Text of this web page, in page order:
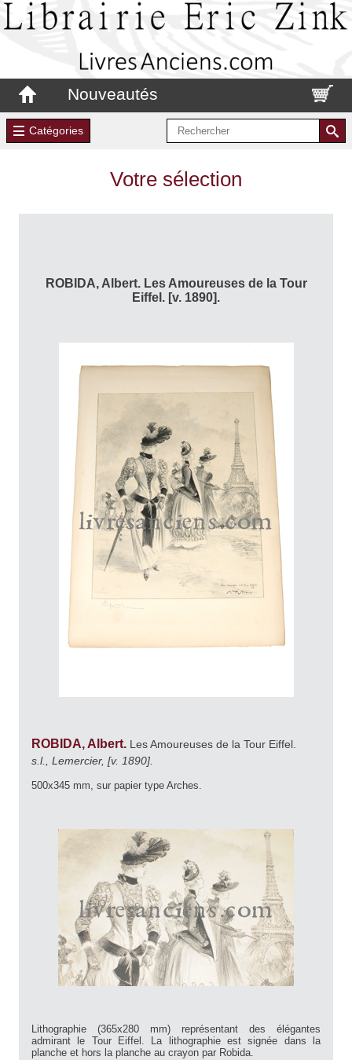
Nouveautés
Catégories
Votre sélection
ROBIDA, Albert. Les Amoureuses de la Tour
Eiffel. [v. 1890].
ROBIDA, Albert. Les Amoureuses de la Tour Eiffel.
s.l., Lemercier, [v. 1890].
500x345 mm, sur papier type Arches.
Lithographie (365x280 mm) représentant des élégantes
admirant le Tour Eiffel. La lithographie est signée dans la
planche et hors la planche au crayon par Robida.